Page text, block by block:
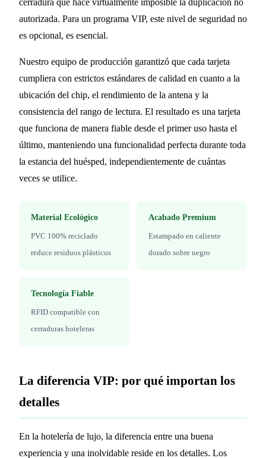
autorizada. Para un programa VIP, este nivel de seguridad no
es opcional, es esencial.
Nuestro equipo de producción garantizó que cada tarjeta
cumpliera con estrictos estándares de calidad en cuanto a la
ubicación del chip, el rendimiento de la antena y la
consistencia del rango de lectura. El resultado es una tarjeta
que funciona de manera fiable desde el primer uso hasta el
último, manteniendo una funcionalidad perfecta durante toda
la estancia del huésped, independientemente de cuántas
veces se utilice.
Material Ecológico
PVC 100% reciclado
reduce residuos plásticos
Acabado Premium
Estampado en caliente
dorado sobre negro
Tecnología Fiable
RFID compatible con
cerraduras hoteleras
La diferencia VIP: por qué importan los
detalles
En la hotelería de lujo, la diferencia entre una buena
experiencia y una inolvidable reside en los detalles. Los